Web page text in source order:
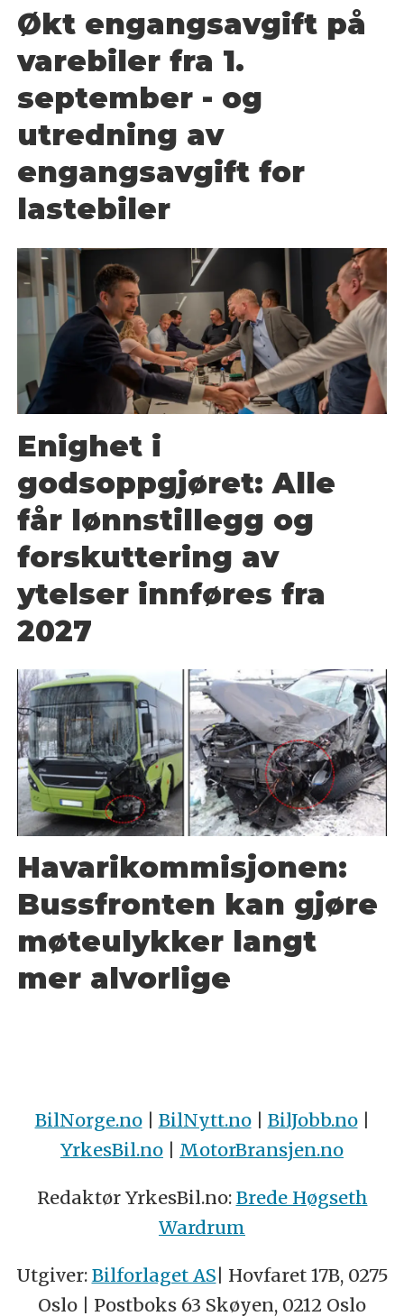
Økt engangsavgift på
varebiler fra 1.
september - og
utredning av
engangsavgift for
lastebiler
Enighet i
godsoppgjøret: Alle
får lønnstillegg og
forskuttering av
ytelser innføres fra
2027
Havarikommisjonen:
Bussfronten kan gjøre
møteulykker langt
mer alvorlige
BilNorge.no| BilNytt.no| BilJobb.no|
YrkesBil.no
MotorBransjen.no
Redaktør YrkesBil.no: Brede Høgseth
Wardrum
Utgiver: Bilforlaget AS| Hovfaret 17B, 0275
Oslo | Postboks 63 Skøyen, 0212 Oslo